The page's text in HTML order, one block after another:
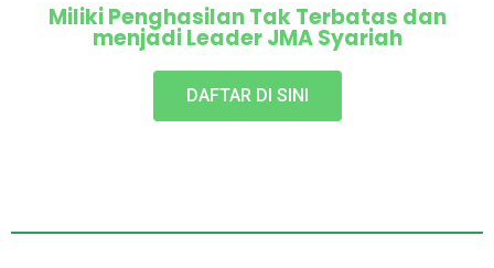
Miliki Penghasilan Tak Terbatas dan
menjadi Leader JMA Syariah
DAFTAR DI SINI